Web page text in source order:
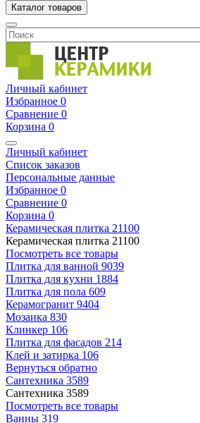
Каталог товаров
Личный кабинет
Избранное 0
Сравнение 0
Корзина 0
Личный кабинет
Список заказов
Персональные данные
Избранное 0
Сравнение 0
Корзина 0
Керамическая плитка 21100
Керамическая плитка 21100
Посмотреть все товары
Плитка для ванной 9039
Плитка для кухни 1884
Плитка для пола 609
Керамогранит 9404
Мозаика 830
Клинкер 106
Плитка для фасадов 214
Клей и затирка 106
Вернуться обратно
Сантехника 3589
Сантехника 3589
Посмотреть все товары
Ванны 319